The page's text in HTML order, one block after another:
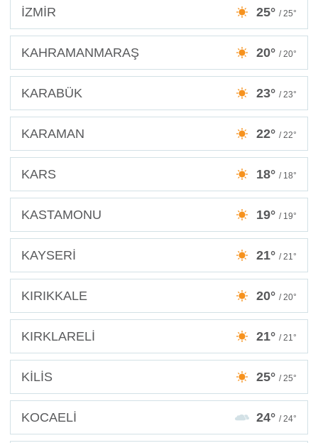
İZMİR 25° / 25°
KAHRAMANMARAŞ 20° / 20°
KARABÜK 23° / 23°
KARAMAN 22° / 22°
KARS 18° / 18°
KASTAMONU 19° / 19°
KAYSERİ 21° / 21°
KIRIKKALE 20° / 20°
KIRKLARELİ 21° / 21°
KİLİS 25° / 25°
KOCAELİ 24° / 24°